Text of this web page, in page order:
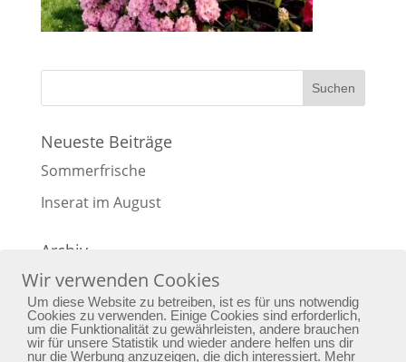
Neueste Beiträge
Sommerfrische
Inserat im August
Archiv
Archiv
Wir verwenden Cookies
Um diese Website zu betreiben, ist es für uns notwendig
Cookies zu verwenden. Einige Cookies sind erforderlich,
um die Funktionalität zu gewährleisten, andere brauchen
wir für unsere Statistik und wieder andere helfen uns dir
nur die Werbung anzuzeigen, die dich interessiert. Mehr